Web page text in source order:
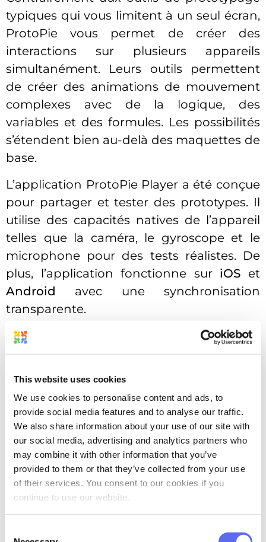
This website uses cookies
We use cookies to personalise content and ads, to
provide social media features and to analyse our traffic.
We also share information about your use of our site with
our social media, advertising and analytics partners who
may combine it with other information that you’ve
provided to them or that they’ve collected from your use
of their services. You consent to our cookies if you
continue to use our website.
typiques qui vous limitent à un seul écran,
ProtoPie vous permet de créer des
interactions sur plusieurs appareils
simultanément. Leurs outils permettent
de créer des animations de mouvement
complexes avec de la logique, des
variables et des formules. Les possibilités
s’étendent bien au-delà des maquettes de
base.
L’application ProtoPie Player a été conçue
pour partager et tester des prototypes. Il
utilise des capacités natives de l’appareil
telles que la caméra, le gyroscope et le
microphone pour des tests réalistes. De
plus, l’application fonctionne sur iOS et
Android avec une synchronisation
transparente.
Merveille
Marvel propose des outils rapides de
wireframe, de conception et de transfert
qui permettent aux équipes de